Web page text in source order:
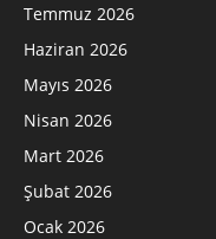
Temmuz 2026
Haziran 2026
Mayıs 2026
Nisan 2026
Mart 2026
Şubat 2026
Ocak 2026